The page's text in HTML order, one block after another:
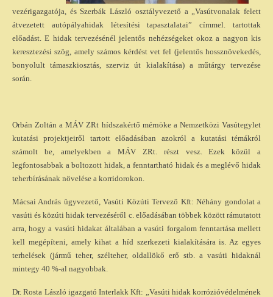
vezérigazgatója, és Szerbák László osztályvezető a „Vasútvonalak felett
átvezetett autópályahidak létesítési tapasztalatai” címmel. tartottak
előadást.E hidak tervezésénél jelentős nehézségeket okoz a nagyon kis
keresztezési szög, amely számos kérdést vet fel (jelentős hossznövekedés,
bonyolult támaszkiosztás, szerviz út kialakítása) a műtárgy tervezése
során.
Orbán Zoltán a MÁV ZRt hídszakértő mérnöke a Nemzetközi Vasútegylet
kutatási projektjeiről tartott előadásában azokról a kutatási témákról
számolt be, amelyekben a MÁV ZRt. részt vesz. Ezek közül a
legfontosabbak a boltozott hidak, a fenntartható hidak és a meglévő hidak
teherbírásának növelése a korridorokon.
Mácsai András ügyvezető, Vasúti Közúti Tervező Kft: Néhány gondolat a
vasúti és közúti hidak tervezéséről c. előadásában többek között rámutatott
arra, hogy a vasúti hidakat általában a vasúti forgalom fenntartása mellett
kell megépíteni, amely kihat a híd szerkezeti kialakítására is. Az egyes
terhelések (jármű teher, szélteher, oldallökő erő stb. a vasúti hidaknál
mintegy 40 %-al nagyobbak.
Dr. Rosta László igazgató Interlakk Kft: „Vasúti hidak korrózióvédelmének